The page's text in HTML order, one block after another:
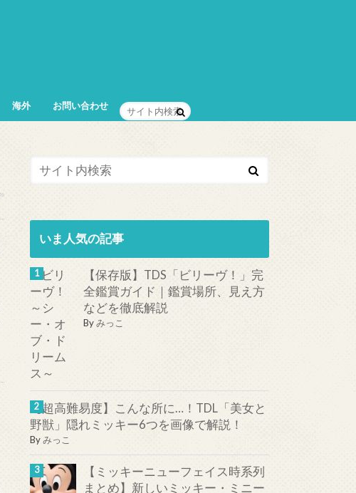
海外 お問い合わせ
いま人気の記事
【保存版】TDS「ビリーヴ！」完
全鑑賞ガイド｜鑑賞場所、見え方
などを徹底解説
Byみっこ
【超高難易度】こんな所に…！TDL「美女と
野獣」隠れミッキー6つを画像で解説！
Byみっこ
【ミッキーニューフェイス時系列
まとめ】新しいミッキー・ミニー